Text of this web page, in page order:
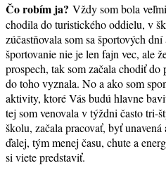
Čo robím ja? Vždy som bola
chodila do turistického oddielu, v
zúčastňovala som sa športových
športovanie nie je len fajn vec, ale
prospech, tak som začala chodiť
do toho vyznala. No a ako som
aktivity, ktoré Vás budú hlavne
tej som venovala v týždni často tri-
školu, začala pracovať, byť
ďalej, tým menej času, chute a
si viete predstaviť.